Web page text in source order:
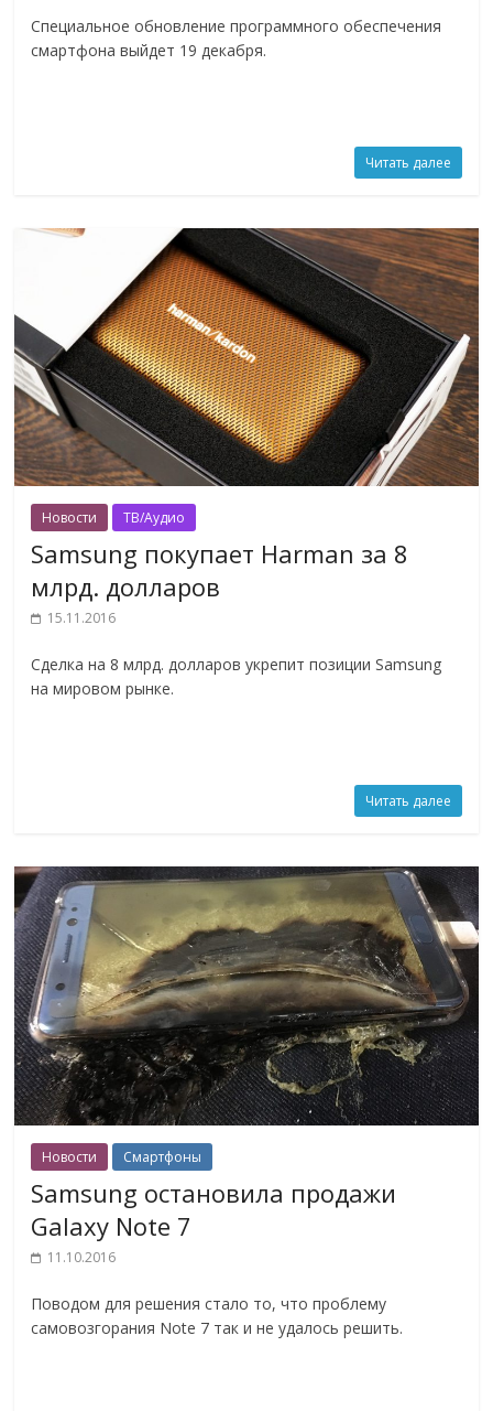
Специальное обновление программного обеспечения
смартфона выйдет 19 декабря.
Читать далее
Новости ТВ/Аудио
Samsung покупает Harman за 8
млрд. долларов
15.11.2016
Сделка на 8 млрд. долларов укрепит позиции Samsung
на мировом рынке.
Читать далее
Новости Смартфоны
Samsung остановила продажи
Galaxy Note 7
11.10.2016
Поводом для решения стало то, что проблему
самовозгорания Note 7 так и не удалось решить.